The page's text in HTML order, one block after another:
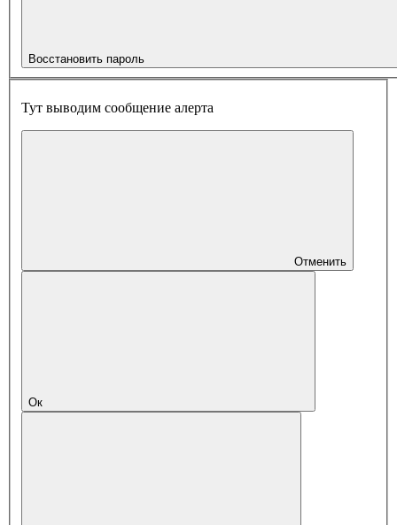
Восстановить пароль
Тут выводим сообщение алерта
Отменить
Ок